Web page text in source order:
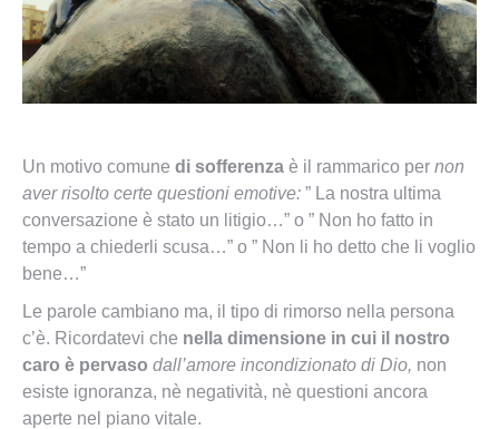
Un motivo comune di sofferenza è il rammarico per non
aver risolto certe questioni emotive: ” La nostra ultima
conversazione è stato un litigio…” o ” Non ho fatto in
tempo a chiederli scusa…” o ” Non li ho detto che li voglio
bene…”
Le parole cambiano ma, il tipo di rimorso nella persona
c’è. Ricordatevi che nella dimensione in cui il nostro
caro è pervaso dall’amore incondizionato di Dio, non
esiste ignoranza, nè negatività, nè questioni ancora
aperte nel piano vitale.